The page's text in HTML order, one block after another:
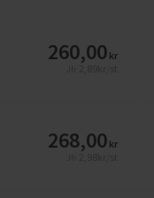
260,00 kr
268,00 kr